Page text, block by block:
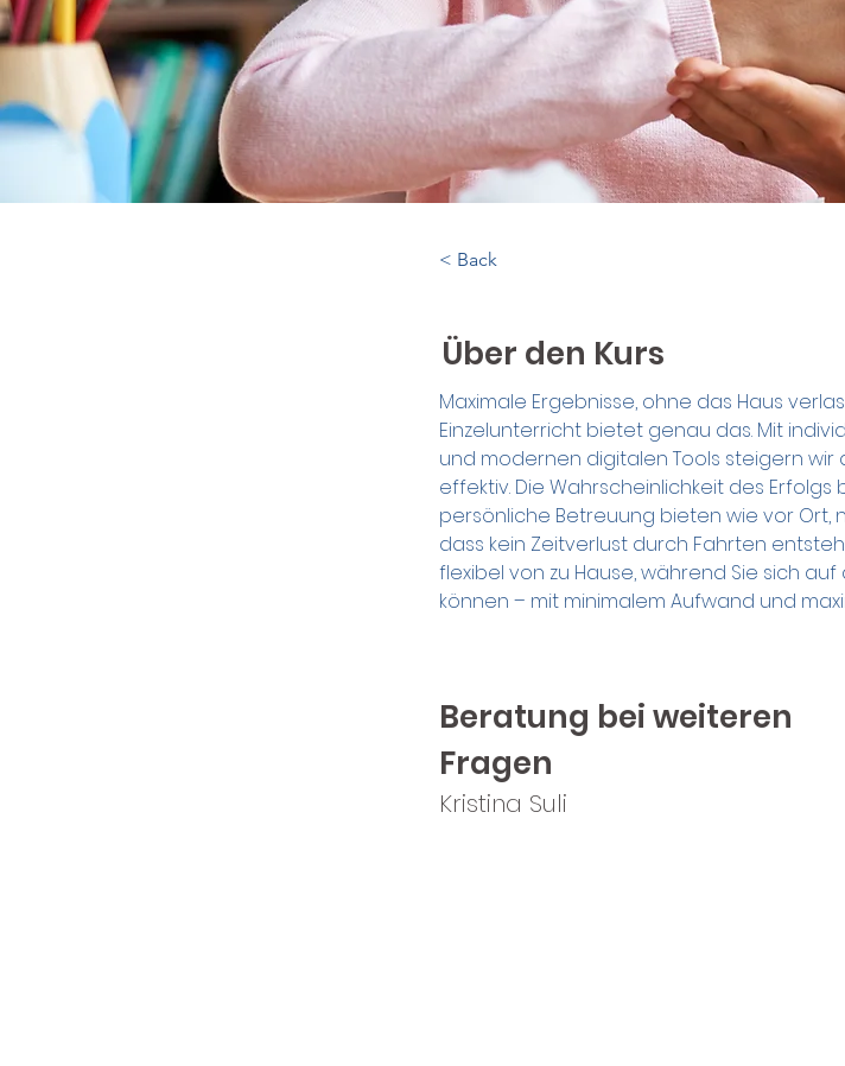
< Back
Über den Kurs
Maximale Ergebnisse, ohne das Haus
Einzelunterricht bietet genau das. Mit
und modernen digitalen Tools steigern wir
effektiv. Die Wahrscheinlichkeit des
persönliche Betreuung bieten wie vor Ort,
dass kein Zeitverlust durch Fahrten
flexibel von zu Hause, während Sie sich
können – mit minimalem Aufwand und
Beratung bei weiteren
Fragen
Kristina Suli